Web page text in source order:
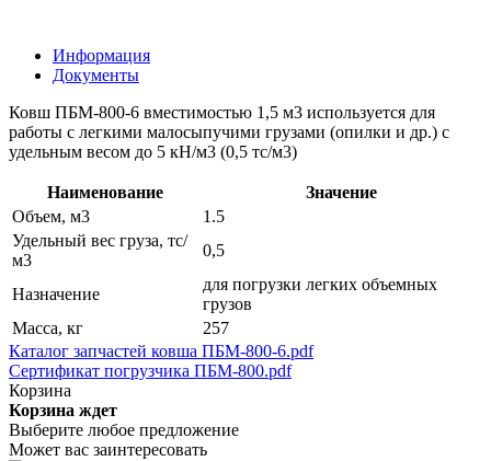
Информация
Документы
Ковш ПБМ-800-6 вместимостью 1,5 м3 используется для
работы с легкими малосыпучими грузами (опилки и др.) с
удельным весом до 5 кН/м3 (0,5 тс/м3)
Наименование
Значение
Объем, м3
1.5
Удельный вес груза, тс/
м3
0,5
Назначение
для погрузки легких объемных
грузов
Масса, кг
257
Каталог запчастей ковша ПБМ-800-6.pdf
Сертификат погрузчика ПБМ-800.pdf
Корзина
Корзина ждет
Выберите любое предложение
Может вас заинтересовать